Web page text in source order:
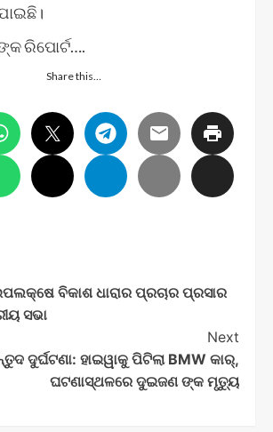
ରିପୋର୍ଟ….
Share this…
ବିକାଶ ଧାରାର ପ୍ରଚାର ପ୍ରସାର
ସଭା
Next
ଦୁର୍ଘଟଣା: ହାଇୱାକୁ ପିଟିଲା BMW କାର୍‌,
ଘଟଣାସ୍ଥଳରେ ଦୁଇଜଣ ଙ୍କ ମୃତ୍ୟୁ